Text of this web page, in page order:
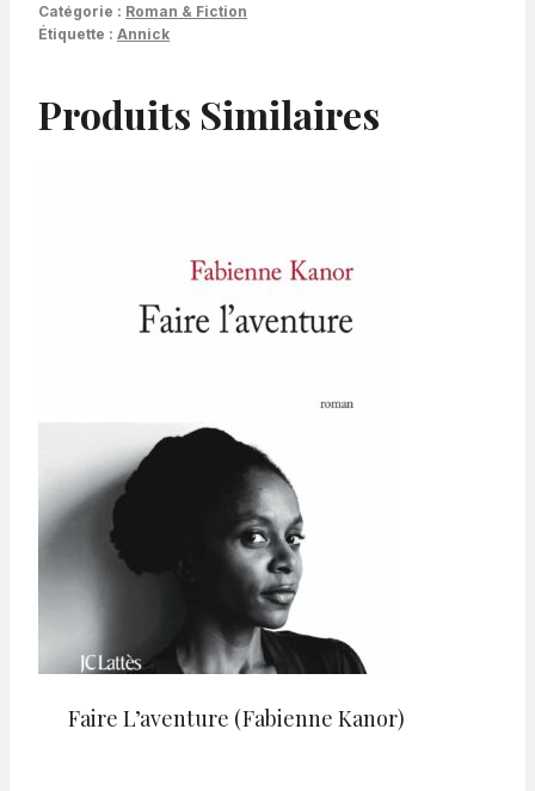
Catégorie : Roman & Fiction
Étiquette : Annick
Produits Similaires
Faire L’aventure (Fabienne Kanor)